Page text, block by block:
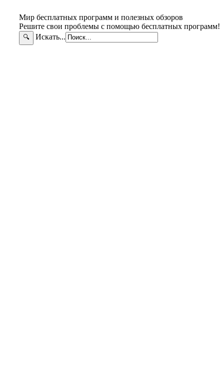
Мир бесплатных программ и полезных обзоров
Решите свои проблемы с помощью бесплатных программ!
🔍 Искать...